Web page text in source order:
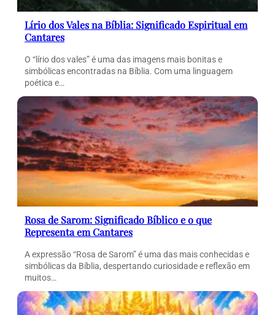
Lírio dos Vales na Bíblia: Significado Espiritual em
Cantares
O “lírio dos vales” é uma das imagens mais bonitas e
simbólicas encontradas na Bíblia. Com uma linguagem
poética e…
Rosa de Sarom: Significado Bíblico e o que
Representa em Cantares
A expressão “Rosa de Sarom” é uma das mais conhecidas e
simbólicas da Bíblia, despertando curiosidade e reflexão em
muitos…